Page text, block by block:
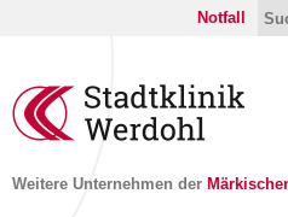
Notfall
Weitere Unternehmen der